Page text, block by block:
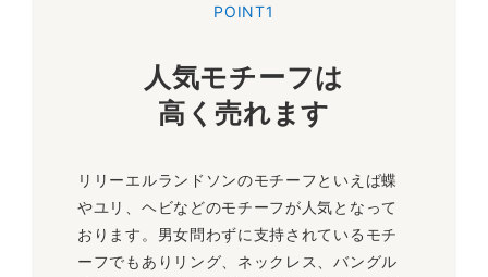
POINT1
人気モチーフは
高く売れます
リリーエルランドソンのモチーフといえば蝶
やユリ、ヘビなどのモチーフが人気となって
おります。男女問わずに支持されているモチ
ーフでもありリング、ネックレス、バングル